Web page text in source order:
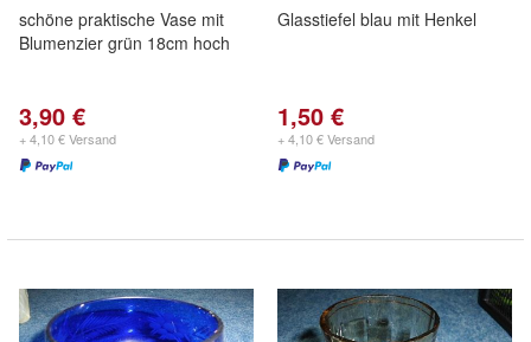
schöne praktische Vase mit
Blumenzier grün 18cm hoch
3,90 €
+ 4,10 € Versand
Glasstiefel blau mit Henkel
1,50 €
+ 4,10 € Versand